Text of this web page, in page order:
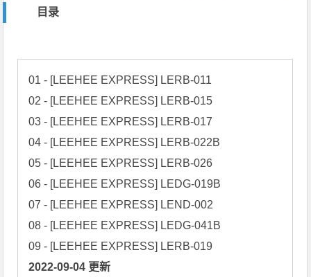
目录
01 - [LEEHEE EXPRESS] LERB-011
02 - [LEEHEE EXPRESS] LERB-015
03 - [LEEHEE EXPRESS] LERB-017
04 - [LEEHEE EXPRESS] LERB-022B
05 - [LEEHEE EXPRESS] LERB-026
06 - [LEEHEE EXPRESS] LEDG-019B
07 - [LEEHEE EXPRESS] LEND-002
08 - [LEEHEE EXPRESS] LEDG-041B
2022-09-04 更新